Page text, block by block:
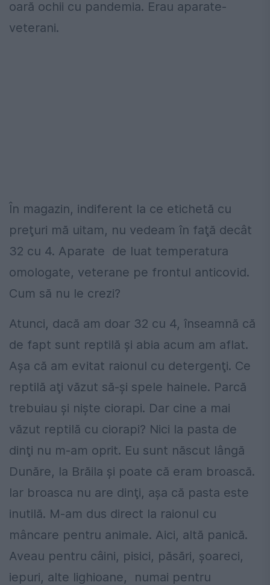
oară ochii cu pandemia. Erau aparate-
veterani.
În magazin, indiferent la ce etichetă cu
preţuri mă uitam, nu vedeam în faţă decât
32 cu 4. Aparate de luat temperatura
omologate, veterane pe frontul anticovid.
Cum să nu le crezi?
Atunci, dacă am doar 32 cu 4, înseamnă că
de fapt sunt reptilă şi abia acum am aflat.
Aşa că am evitat raionul cu detergenţi. Ce
reptilă aţi văzut să-şi spele hainele. Parcă
trebuiau şi nişte ciorapi. Dar cine a mai
văzut reptilă cu ciorapi? Nici la pasta de
dinţi nu m-am oprit. Eu sunt născut lângă
Dunăre, la Brăila şi poate că eram broască.
Iar broasca nu are dinţi, aşa că pasta este
inutilă. M-am dus direct la raionul cu
mâncare pentru animale. Aici, altă panică.
Aveau pentru câini, pisici, păsări, şoareci,
iepuri, alte lighioane, numai pentru